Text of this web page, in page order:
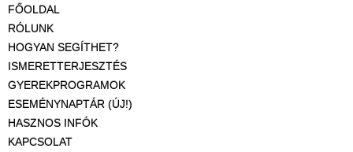
FŐOLDAL
RÓLUNK
HOGYAN SEGÍTHET?
ISMERETTERJESZTÉS
GYEREKPROGRAMOK
ESEMÉNYNAPTÁR (ÚJ!)
HASZNOS INFÓK
KAPCSOLAT